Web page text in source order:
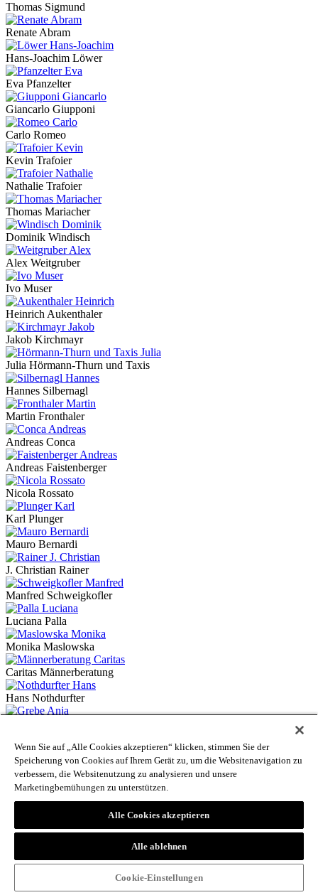
Thomas Sigmund
Renate Abram
Hans-Joachim Löwer
Eva Pfanzelter
Giancarlo Giupponi
Carlo Romeo
Kevin Trafoier
Nathalie Trafoier
Thomas Mariacher
Dominik Windisch
Alex Weitgruber
Ivo Muser
Heinrich Aukenthaler
Jakob Kirchmayr
Julia Hörmann-Thurn und Taxis
Hannes Silbernagl
Martin Fronthaler
Andreas Conca
Andreas Faistenberger
Nicola Rossato
Karl Plunger
Mauro Bernardi
J. Christian Rainer
Manfred Schweigkofler
Luciana Palla
Monika Maslowska
Caritas Männerberatung
Hans Nothdurfter
Birgit Mair am Tinkhof
Eduard Bernhart
Franz Josef Haller
Monika Unterthurner
Wenn Sie auf „Alle Cookies akzeptieren“ klicken, stimmen Sie der
Speicherung von Cookies auf Ihrem Gerät zu, um die Websitenavigation zu
verbessern, die Websitenutzung zu analysieren und unsere
Marketingbemühungen zu unterstützen.
Alle Cookies akzeptieren
Alle ablehnen
Cookie-Einstellungen